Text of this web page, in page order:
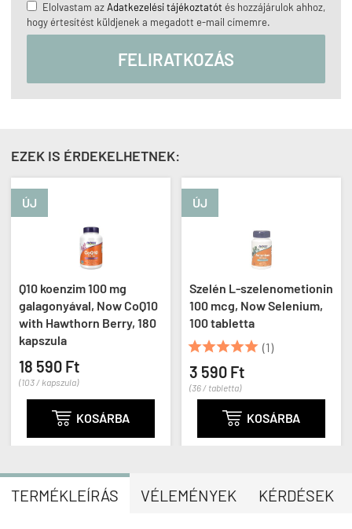
Elolvastam azAdatkezelési tájékoztatót és hozzájárulok ahhoz,
hogy értesítést küldjenek a megadott e-mail címemre.
FELIRATKOZÁS
EZEK IS ÉRDEKELHETNEK:
ÚJ
Q10 koenzim 100 mg
galagonyával, Now CoQ10
with Hawthorn Berry, 180
kapszula
18 590 Ft
(103 / kapszula)
 KOSÁRBA
ÚJ
Szelén L-szelenometionin
100 mcg, Now Selenium,
100 tabletta
 (1)
3 590 Ft
(36 / tabletta)
 KOSÁRBA
TERMÉKLEÍRÁS VÉLEMÉNYEK KÉRDÉSEK